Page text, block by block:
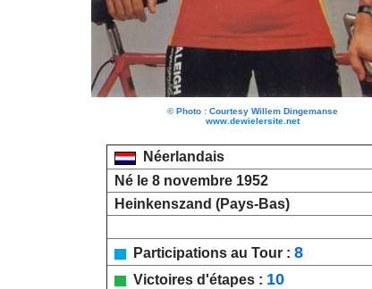
© Photo : Courtesy Willem Dingemanse
www.dewielersite.net
Néerlandais
Né le 8 novembre 1952
Heinkenszand (Pays-Bas)
Participations au Tour : 8
Victoires d'étapes : 10